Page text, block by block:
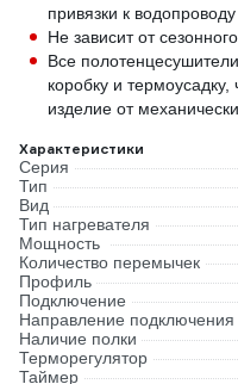
привязки к водопроводу
Не зависит от
Все
коробку и
изделие от
Характеристики
Серия
Тип
Вид
Тип нагревателя
Мощность
Количество перемычек
Профиль
Подключение
Направление подключения
Наличие полки
Терморегулятор
Таймер